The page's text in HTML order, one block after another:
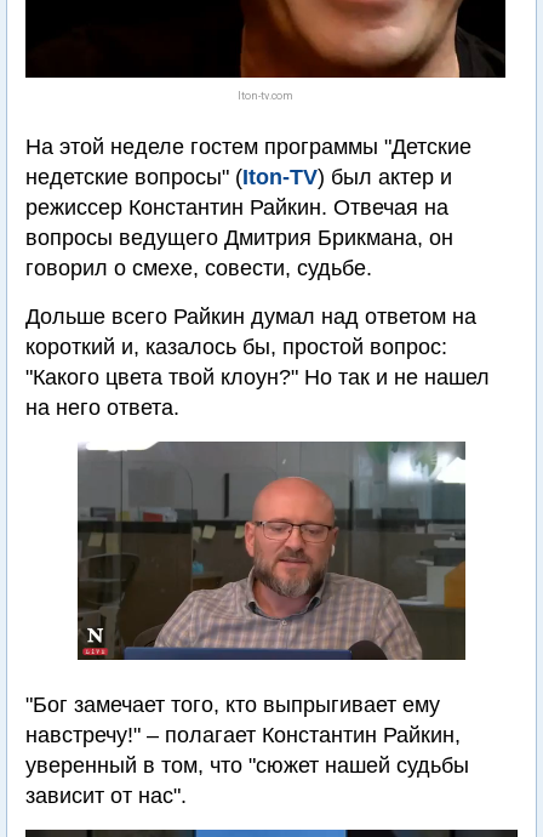
Iton-tv.com
На этой неделе гостем программы "Детские
недетские вопросы" (Iton-TV) был актер и
режиссер Константин Райкин. Отвечая на
вопросы ведущего Дмитрия Брикмана, он
говорил о смехе, совести, судьбе.
Дольше всего Райкин думал над ответом на
короткий и, казалось бы, простой вопрос:
"Какого цвета твой клоун?" Но так и не нашел
на него ответа.
"Бог замечает того, кто выпрыгивает ему
навстречу!" – полагает Константин Райкин,
уверенный в том, что "сюжет нашей судьбы
зависит от нас".